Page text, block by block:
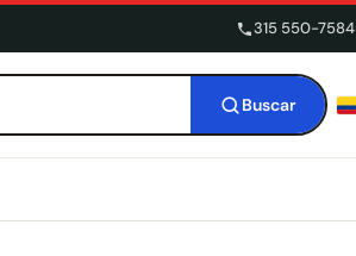
315 550-7584
Buscar